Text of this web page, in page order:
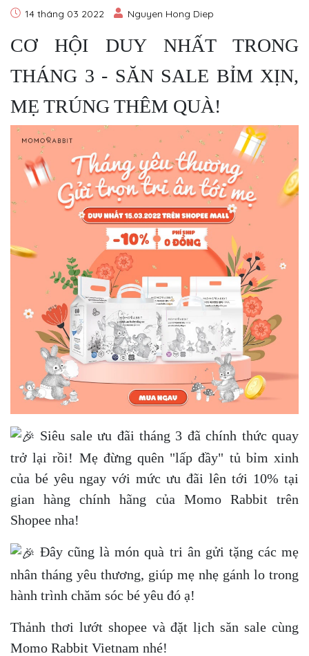
14 tháng 03 2022 Nguyen Hong Diep
CƠ HỘI DUY NHẤT TRONG
THÁNG 3 - SĂN SALE BỈM XỊN,
MẸ TRÚNG THÊM QUÀ!
Siêu sale ưu đãi tháng 3 đã chính thức quay
trở lại rồi! Mẹ đừng quên "lấp đầy" tủ bỉm xinh
của bé yêu ngay với mức ưu đãi lên tới 10% tại
gian hàng chính hãng của Momo Rabbit trên
Shopee nha!
Đây cũng là món quà tri ân gửi tặng các mẹ
nhân tháng yêu thương, giúp mẹ nhẹ gánh lo trong
hành trình chăm sóc bé yêu đó ạ!
Thảnh thơi lướt shopee và đặt lịch săn sale cùng
Momo Rabbit Vietnam nhé!